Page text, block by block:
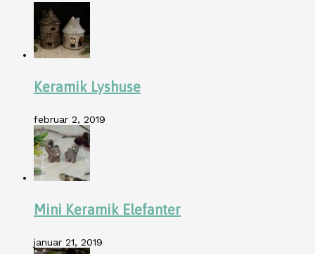
Keramik Lyshuse
februar 2, 2019
Mini Keramik Elefanter
januar 21, 2019